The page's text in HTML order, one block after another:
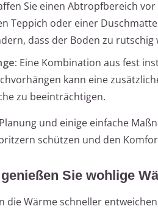
Sie einen Abtropfbereich
Teppich oder einer
dass der Boden zu rutschig
Eine Kombination aus fest
kann eine
zu beeinträchtigen.
und einige einfache
schützen und den
Sie wohlige
die Wärme schneller